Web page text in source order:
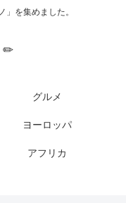
」を集めました。
✏︎
グルメ
ヨーロッパ
アフリカ